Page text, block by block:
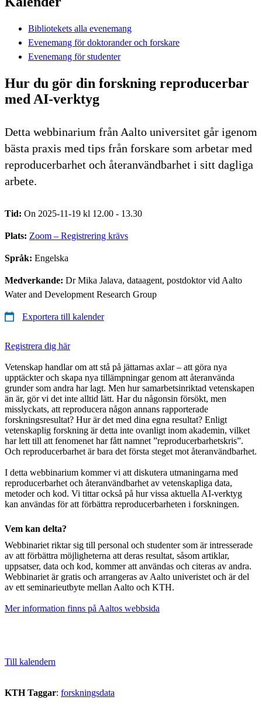
Bibliotekets alla evenemang
Evenemang för doktorander och forskare
Evenemang för studenter
Hur du gör din forskning reproducerbar
med AI-verktyg
Detta webbinarium från Aalto universitet går igenom
bästa praxis med tips från forskare som arbetar med
reproducerbarhet och återanvändbarhet i sitt dagliga
arbete.
Tid: On 2025-11-19 kl 12.00 - 13.30
Plats: Zoom – Registrering krävs
Språk: Engelska
Medverkande: Dr Mika Jalava, dataagent, postdoktor vid Aalto
Water and Development Research Group
Exportera till kalender
Registrera dig här
Vetenskap handlar om att stå på jättarnas axlar – att göra nya
upptäckter och skapa nya tillämpningar genom att återanvända
grunder som andra har lagt. Men hur samarbetsinriktad vetenskapen
än är, gör vi det inte alltid lätt. Har du någonsin försökt, men
misslyckats, att reproducera någon annans rapporterade
forskningsresultat? Hur är det med dina egna resultat? Enligt
vetenskaplig forskning är detta inte ovanligt inom akademin, vilket
har lett till att fenomenet har fått namnet ”reproducerbarhetskris”.
Och reproducerbarhet är bara det första steget mot återanvändbarhet.
I detta webbinarium kommer vi att diskutera utmaningarna med
reproducerbarhet och återanvändbarhet av vetenskapliga data,
metoder och kod. Vi tittar också på hur vissa aktuella AI-verktyg
kan användas för att förbättra reproducerbarheten i forskningen.
Vem kan delta?
Webbinariet riktar sig till personal och studenter som är intresserade
av att förbättra möjligheterna att deras resultat, såsom artiklar,
uppsatser, data och kod, kommer att användas och citeras av andra.
Webbinariet är gratis och arrangeras av Aalto univeristet och är del
av ett seminarieutbyte mellan Aalto och KTH.
Mer information finns på Aaltos webbsida
Till kalendern
KTH Taggar: forskningsdata